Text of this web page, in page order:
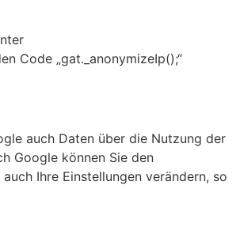
Code „gat._anonymizeIp();“
auch Daten über die Nutzung der
Google können Sie den
Ihre Einstellungen verändern, so